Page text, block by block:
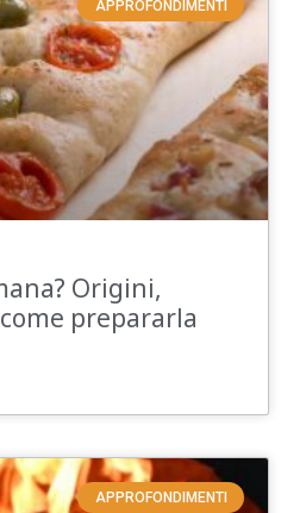
APPROFONDIMENTI
Origini,
prepararla
APPROFONDIMENTI